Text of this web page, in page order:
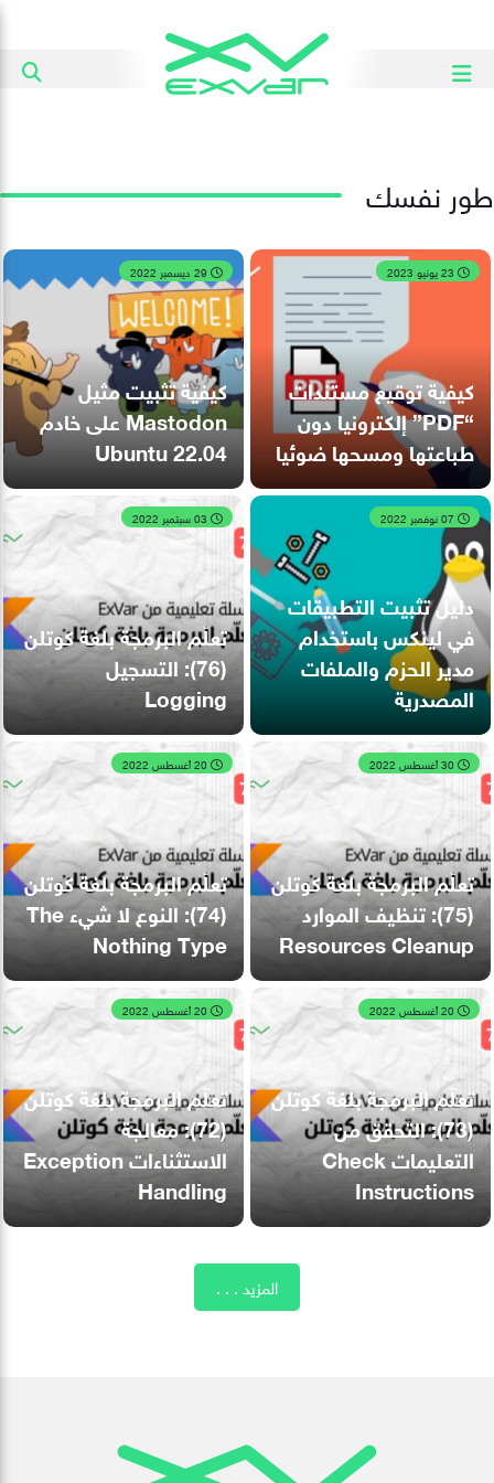
طور نفسك
كيفية توقيع مستندات
“PDF” إلكترونيا دون
طباعتها ومسحها ضوئيا
كيفية تثبيت مثيل
Mastodon على خادم
Ubuntu 22.04
دليل تثبيت التطبيقات
في لينكس باستخدام
مدير الحزم والملفات
المصدرية
تعلّم البرمجة بلغة كوتلن
(76): التسجيل
Logging
تعلّم البرمجة بلغة كوتلن
(75): تنظيف الموارد
Resources Cleanup
تعلّم البرمجة بلغة كوتلن
(74): النوع لا شيء The
Nothing Type
تعلّم البرمجة بلغة كوتلن
(73): التحقق من
التعليمات Check
Instructions
تعلّم البرمجة بلغة كوتلن
(72): معالجة
الاستثناءات Exception
Handling
المزيد . . .